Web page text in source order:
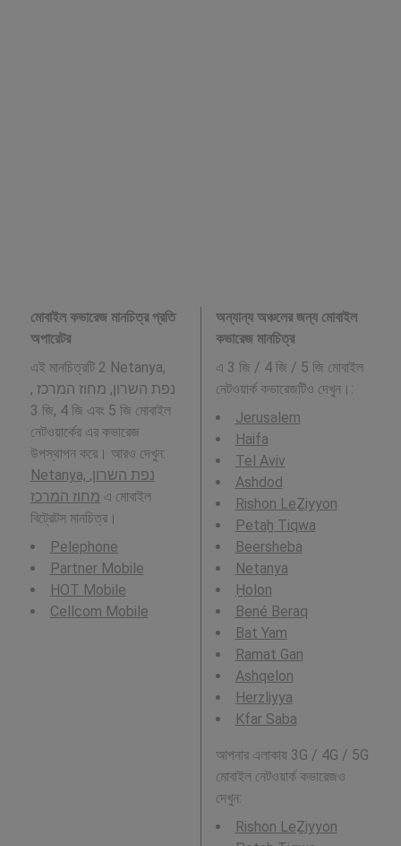
মোবাইল কভারেজ মানচিত্র প্রতি
অপারেটর
এই মানচিত্রটি 2 Netanya,
נפת השרון, מחוז המרכז ,
3 জি, 4 জি এবং 5 জি মোবাইল
নেটওয়ার্কের এর কভারেজ
উপস্থাপন করে। আরও দেখুন:
Netanya, נפת השרון,
מחוז המרכז এ মোবাইল
বিট্রেটস মানচিত্র।
Pelephone
Partner Mobile
HOT Mobile
Cellcom Mobile
অন্যান্য অঞ্চলের জন্য মোবাইল
কভারেজ মানচিত্র
এ 3 জি / 4 জি / 5 জি মোবাইল
নেটওয়ার্ক কভারেজটিও দেখুন।:
Jerusalem
Haifa
Tel Aviv
Ashdod
Rishon LeẔiyyon
Petaẖ Tiqwa
Beersheba
Netanya
H̱olon
Bené Beraq
Bat Yam
Ramat Gan
Ashqelon
Herzliyya
Kfar Saba
আপনার এলাকায় 3G / 4G / 5G
মোবাইল নেটওয়ার্ক কভারেজও
দেখুন:
Rishon LeẔiyyon